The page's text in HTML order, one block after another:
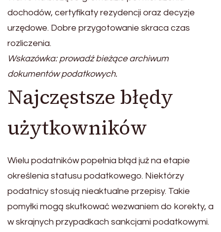
dochodów, certyfikaty rezydencji oraz decyzje
urzędowe. Dobre przygotowanie skraca czas
rozliczenia.
Wskazówka: prowadź bieżące archiwum
dokumentów podatkowych.
Najczęstsze błędy
użytkowników
Wielu podatników popełnia błąd już na etapie
określenia statusu podatkowego. Niektórzy
podatnicy stosują nieaktualne przepisy. Takie
pomyłki mogą skutkować wezwaniem do korekty, a
w skrajnych przypadkach sankcjami podatkowymi.